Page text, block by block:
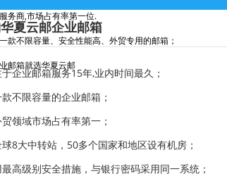
务商,市场占有率第一位.
款不限容量、安全性能高、外贸专用的邮箱；
邮箱就选华夏云邮
夏云邮企业邮箱
企业邮箱服务15年,业内时间最久；
不限容量的企业邮箱；
领域市场占有率第一；
8大中转站，50多个国家和地区设有机房；
高级别安全措施，与银行密码采用同一系统；